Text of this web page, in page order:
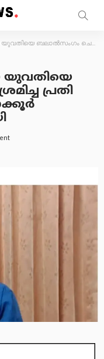
പ്രതി മണിക്കൂറുകൾക്കകം കാക്കൂർ പോലീസിന്റെ പിടിയിലായി
യുവതിയെ
പ്രതി